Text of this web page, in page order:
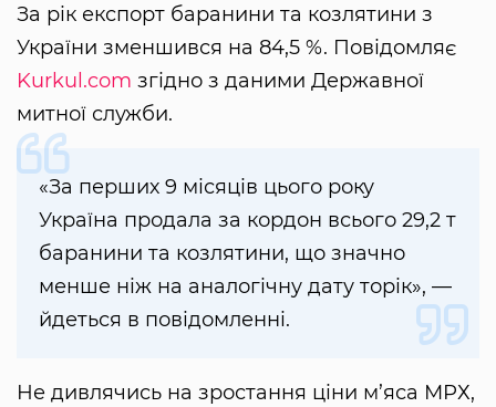
За рік експорт баранини та козлятини з
України зменшився на 84,5 %. Повідомляє
Kurkul.com згідно з даними Державної
митної служби.
«За перших 9 місяців цього року
Україна продала за кордон всього 29,2 т
баранини та козлятини, що значно
менше ніж на аналогічну дату торік», —
йдеться в повідомленні.
Не дивлячись на зростання ціни м’яса МРХ,